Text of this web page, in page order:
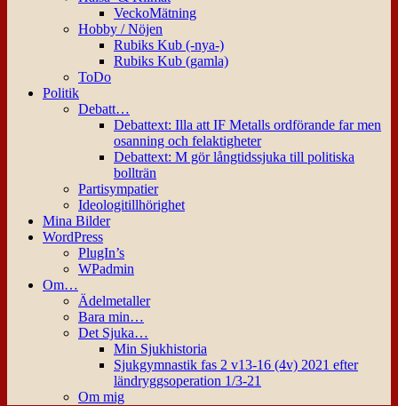
VeckoMätning
Hobby / Nöjen
Rubiks Kub (-nya-)
Rubiks Kub (gamla)
ToDo
Politik
Debatt…
Debattext: Illa att IF Metalls ordförande far men
osanning och felaktigheter
Debattext: M gör långtidssjuka till politiska
bollträn
Partisympatier
Ideologitillhörighet
Mina Bilder
WordPress
PlugIn’s
WPadmin
Om…
Ädelmetaller
Bara min…
Det Sjuka…
Min Sjukhistoria
Sjukgymnastik fas 2 v13-16 (4v) 2021 efter
ländryggsoperation 1/3-21
Om mig